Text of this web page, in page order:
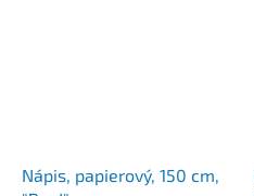
Nápis, papierový, 150 cm,